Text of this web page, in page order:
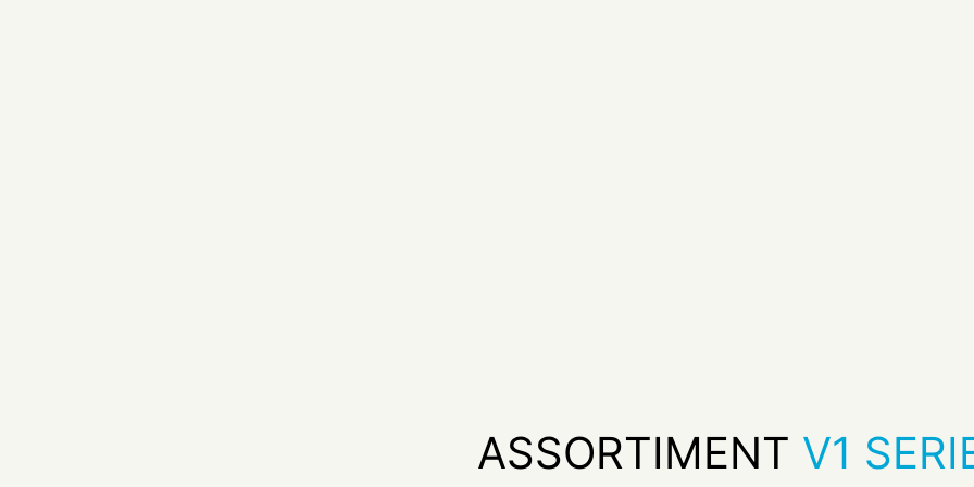
ASSORTIMENT V1